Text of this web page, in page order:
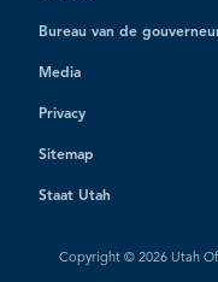
Bureau van de
Media
Privacy
Sitemap
Staat Utah
Copyright © 2026 Utah